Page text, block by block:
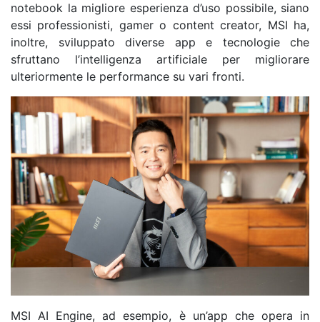
notebook la migliore esperienza d’uso possibile, siano
essi professionisti, gamer o content creator, MSI ha,
inoltre, sviluppato diverse app e tecnologie che
sfruttano l’intelligenza artificiale per migliorare
ulteriormente le performance su vari fronti.
MSI AI Engine, ad esempio, è un’app che opera in